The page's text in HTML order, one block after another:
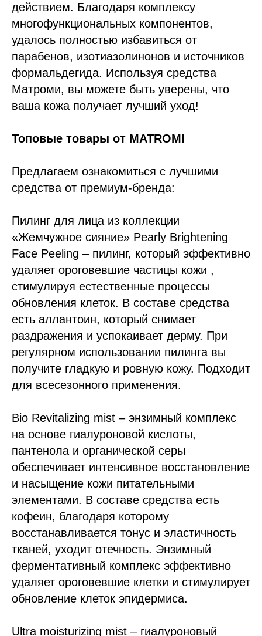
действием. Благодаря комплексу
многофункциональных компонентов,
удалось полностью избавиться от
парабенов, изотиазолинонов и источников
формальдегида. Используя средства
Матроми, вы можете быть уверены, что
ваша кожа получает лучший уход!
Топовые товары от MATROMI
Предлагаем ознакомиться с лучшими
средства от премиум-бренда:
Пилинг для лица из коллекции
«Жемчужное сияние» Pearly Brightening
Face Peeling – пилинг, который эффективно
удаляет ороговевшие частицы кожи ,
стимулируя естественные процессы
обновления клеток. В составе средства
есть аллантоин, который снимает
раздражения и успокаивает дерму. При
регулярном использовании пилинга вы
получите гладкую и ровную кожу. Подходит
для всесезонного применения.
Bio Revitalizing mist – энзимный комплекс
на основе гиалуроновой кислоты,
пантенола и органической серы
обеспечивает интенсивное восстановление
и насыщение кожи питательными
элементами. В составе средства есть
кофеин, благодаря которому
восстанавливается тонус и эластичность
тканей, уходит отечность. Энзимный
ферментативный комплекс эффективно
удаляет ороговевшие клетки и стимулирует
обновление клеток эпидермиса.
Ultra moisturizing mist – гиалуроновый